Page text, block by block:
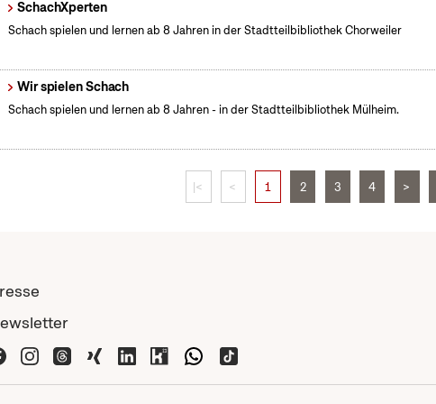
SchachXperten
Schach spielen und lernen ab 8 Jahren in der Stadtteilbibliothek Chorweiler
Wir spielen Schach
Schach spielen und lernen ab 8 Jahren - in der Stadtteilbibliothek Mülheim.
|< < 1 2 3 4 >